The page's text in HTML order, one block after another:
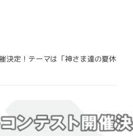
決定！テーマは「神さま達の夏休